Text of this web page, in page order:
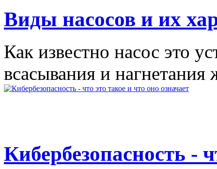
Виды насосов и их
Как известно насос это
всасывания и
Кибербезопасность -